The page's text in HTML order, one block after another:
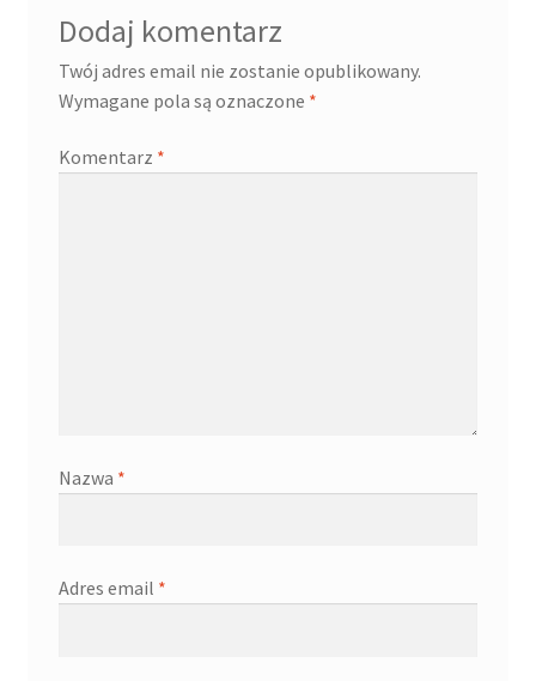
Dodaj komentarz
Twój adres email nie zostanie opublikowany.
Wymagane pola są oznaczone *
Komentarz *
Nazwa *
Adres email *